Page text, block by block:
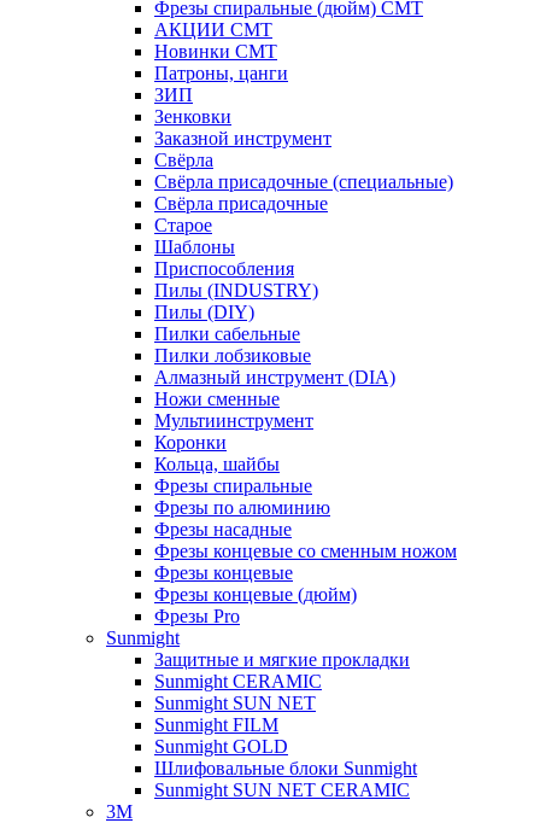
Фрезы спиральные (дюйм) СМТ
АКЦИИ СМТ
Новинки CMT
Патроны, цанги
ЗИП
Зенковки
Заказной инструмент
Свёрла
Свёрла присадочные (специальные)
Свёрла присадочные
Старое
Шаблоны
Приспособления
Пилы (INDUSTRY)
Пилы (DIY)
Пилки сабельные
Пилки лобзиковые
Алмазный инструмент (DIA)
Ножи сменные
Мультиинструмент
Коронки
Кольца, шайбы
Фрезы спиральные
Фрезы по алюминию
Фрезы насадные
Фрезы концевые со сменным ножом
Фрезы концевые
Фрезы концевые (дюйм)
Фрезы Pro
Sunmight
Защитные и мягкие прокладки
Sunmight CERAMIC
Sunmight SUN NET
Sunmight FILM
Sunmight GOLD
Шлифовальные блоки Sunmight
Sunmight SUN NET CERAMIC
3M